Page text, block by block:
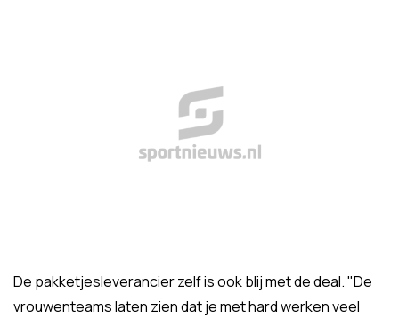
De pakketjesleverancier zelf is ook blij met de deal. "De
vrouwenteams laten zien dat je met hard werken veel